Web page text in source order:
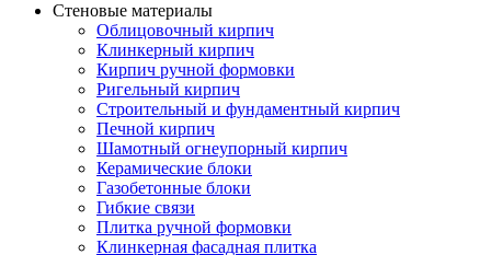
Стеновые материалы
Облицовочный кирпич
Клинкерный кирпич
Кирпич ручной формовки
Ригельный кирпич
Строительный и фундаментный кирпич
Печной кирпич
Шамотный огнеупорный кирпич
Керамические блоки
Газобетонные блоки
Гибкие связи
Плитка ручной формовки
Клинкерная фасадная плитка